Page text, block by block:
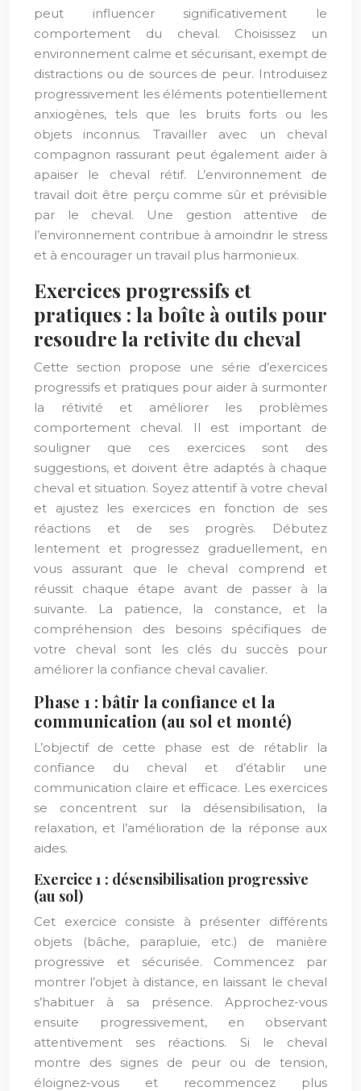
peut influencer significativement le
comportement du cheval. Choisissez un
environnement calme et sécurisant, exempt de
distractions ou de sources de peur. Introduisez
progressivement les éléments potentiellement
anxiogènes, tels que les bruits forts ou les
objets inconnus. Travailler avec un cheval
compagnon rassurant peut également aider à
apaiser le cheval rétif. L’environnement de
travail doit être perçu comme sûr et prévisible
par le cheval. Une gestion attentive de
l’environnement contribue à amoindrir le stress
et à encourager un travail plus harmonieux.
Exercices progressifs et
pratiques : la boîte à outils pour
resoudre la retivite du cheval
Cette section propose une série d’exercices
progressifs et pratiques pour aider à surmonter
la rétivité et améliorer les problèmes
comportement cheval. Il est important de
souligner que ces exercices sont des
suggestions, et doivent être adaptés à chaque
cheval et situation. Soyez attentif à votre cheval
et ajustez les exercices en fonction de ses
réactions et de ses progrès. Débutez
lentement et progressez graduellement, en
vous assurant que le cheval comprend et
réussit chaque étape avant de passer à la
suivante. La patience, la constance, et la
compréhension des besoins spécifiques de
votre cheval sont les clés du succès pour
améliorer la confiance cheval cavalier.
Phase 1 : bâtir la confiance et la
communication (au sol et monté)
L’objectif de cette phase est de rétablir la
confiance du cheval et d’établir une
communication claire et efficace. Les exercices
se concentrent sur la désensibilisation, la
relaxation, et l’amélioration de la réponse aux
aides.
Exercice 1 : désensibilisation progressive
(au sol)
Cet exercice consiste à présenter différents
objets (bâche, parapluie, etc.) de manière
progressive et sécurisée. Commencez par
montrer l’objet à distance, en laissant le cheval
s’habituer à sa présence. Approchez-vous
ensuite progressivement, en observant
attentivement ses réactions. Si le cheval
montre des signes de peur ou de tension,
éloignez-vous et recommencez plus